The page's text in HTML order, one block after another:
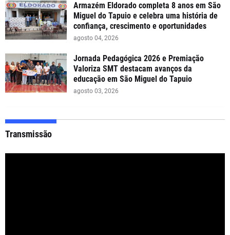
Armazém Eldorado completa 8 anos em São
Miguel do Tapuio e celebra uma história de
confiança, crescimento e oportunidades
agosto 04, 2026
Jornada Pedagógica 2026 e Premiação
Valoriza SMT destacam avanços da
educação em São Miguel do Tapuio
agosto 03, 2026
Transmissão